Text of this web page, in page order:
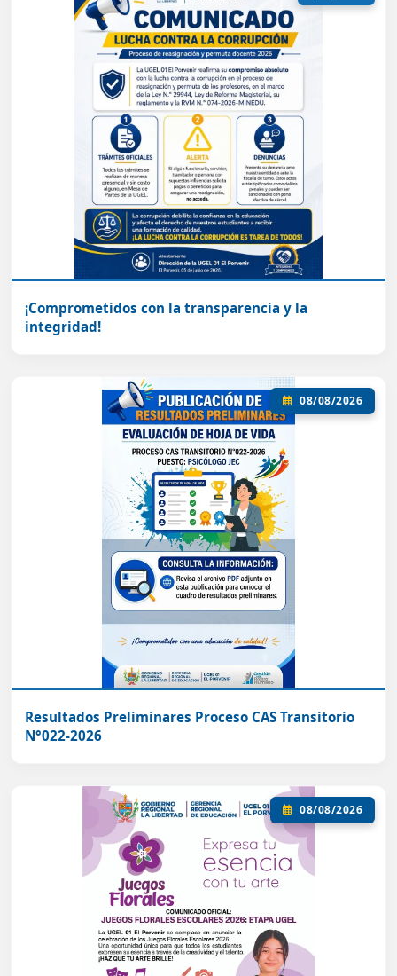
¡Comprometidos con la transparencia y la
integridad!
08/08/2026
Resultados Preliminares Proceso CAS Transitorio
N°022-2026
08/08/2026